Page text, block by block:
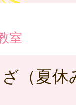
室
ざ（夏